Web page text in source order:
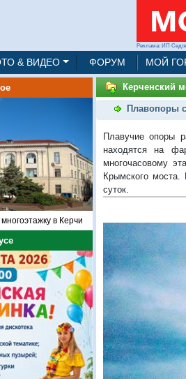
Реклама: ИП
& ВИДЕО ФОРУМ МОЙ
в Керчи
Керченский
Плавопоры
Плавучие опоры
находятся на
многочасовому
Крымского моста.
суток.